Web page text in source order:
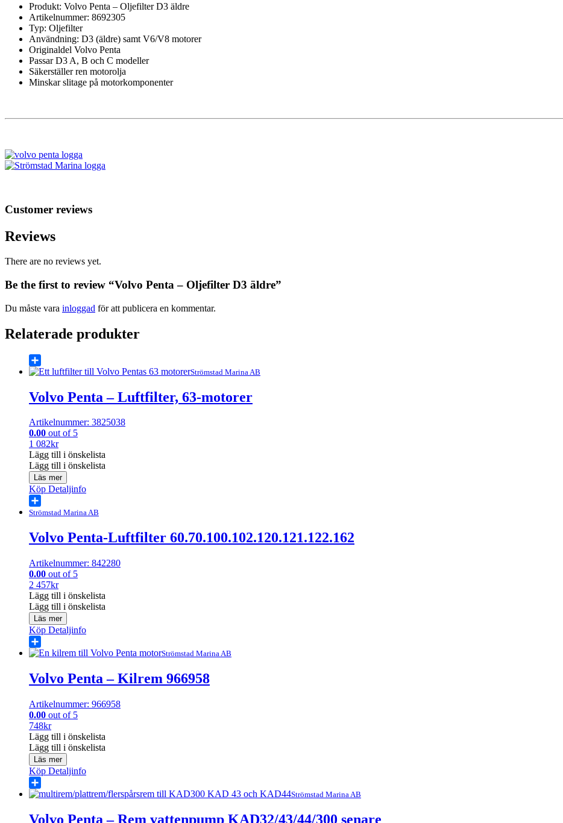
Produkt: Volvo Penta – Oljefilter D3 äldre
Artikelnummer: 8692305
Typ: Oljefilter
Användning: D3 (äldre) samt V6/V8 motorer
Originaldel Volvo Penta
Passar D3 A, B och C modeller
Säkerställer ren motorolja
Minskar slitage på motorkomponenter
Customer reviews
Reviews
There are no reviews yet.
Be the first to review “Volvo Penta – Oljefilter D3 äldre”
Du måste vara inloggad för att publicera en kommentar.
Relaterade produkter
Share Strömstad Marina AB
Volvo Penta – Luftfilter, 63-motorer
Artikelnummer: 3825038
0.00 out of 5
1 082kr
Lägg till i önskelista
Lägg till i önskelista
Läs mer
Köp Detaljinfo
Share
Strömstad Marina AB
Volvo Penta-Luftfilter 60.70.100.102.120.121.122.162
Artikelnummer: 842280
0.00 out of 5
2 457kr
Lägg till i önskelista
Lägg till i önskelista
Läs mer
Köp Detaljinfo
Share Strömstad Marina AB
Volvo Penta – Kilrem 966958
Artikelnummer: 966958
0.00 out of 5
748kr
Lägg till i önskelista
Lägg till i önskelista
Läs mer
Köp Detaljinfo
Share Strömstad Marina AB
Volvo Penta – Rem vattenpump KAD32/43/44/300 senare